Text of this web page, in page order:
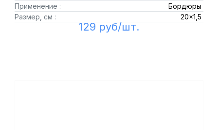
Применение :
Бордюры
Размер, см :
20x1,5
129 руб/шт.